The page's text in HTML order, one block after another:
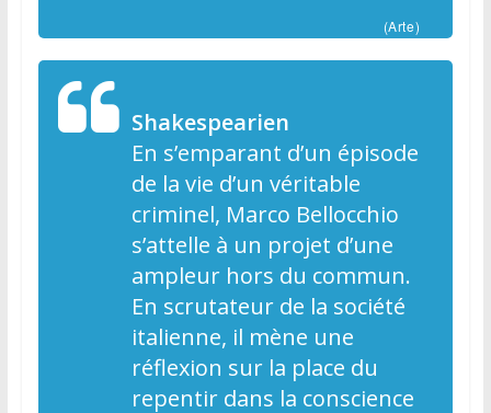
(Arte)
Shakespearien
En s’emparant d’un épisode
de la vie d’un véritable
criminel, Marco Bellocchio
s’attelle à un projet d’une
ampleur hors du commun.
En scrutateur de la société
italienne, il mène une
réflexion sur la place du
repentir dans la conscience